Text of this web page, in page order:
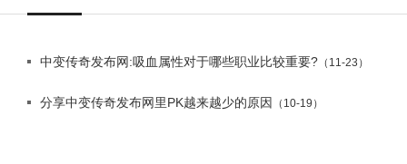
中变传奇发布网:吸血属性对于哪些职业比较重要? （11-23）
分享中变传奇发布网里PK越来越少的原因 （10-19）